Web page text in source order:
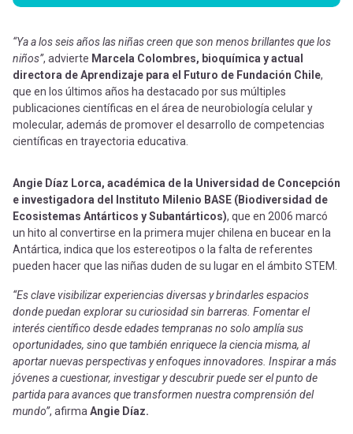
“Ya a los seis años las niñas creen que son menos brillantes que los
niños”, advierte Marcela Colombres, bioquímica y actual
directora de Aprendizaje para el Futuro de Fundación Chile,
que en los últimos años ha destacado por sus múltiples
publicaciones científicas en el área de neurobiología celular y
molecular, además de promover el desarrollo de competencias
científicas en trayectoria educativa.
Angie Díaz Lorca, académica de la Universidad de Concepción
e investigadora del Instituto Milenio BASE (Biodiversidad de
Ecosistemas Antárticos y Subantárticos), que en 2006 marcó
un hito al convertirse en la primera mujer chilena en bucear en la
Antártica, indica que los estereotipos o la falta de referentes
pueden hacer que las niñas duden de su lugar en el ámbito STEM.
“Es clave visibilizar experiencias diversas y brindarles espacios
donde puedan explorar su curiosidad sin barreras. Fomentar el
interés científico desde edades tempranas no solo amplía sus
oportunidades, sino que también enriquece la ciencia misma, al
aportar nuevas perspectivas y enfoques innovadores. Inspirar a más
jóvenes a cuestionar, investigar y descubrir puede ser el punto de
partida para avances que transformen nuestra comprensión del
mundo”, afirma Angie Díaz.